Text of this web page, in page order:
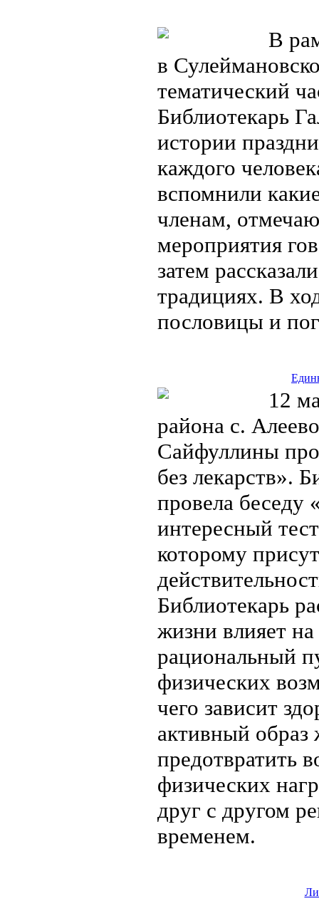
В
в
тематический
Библиотекарь
истории
каждого
вспомнили
членам,
мероприятия
затем
традициях. В
пословицы и
12
района с.
Сайфуллины
без лекарств».
провела беседу
интересный
которому
Библиотекарь
жизни влияет на
рациональный
физических
чего зависит
активный образ
предотвратить
физических
друг с другом
временем.